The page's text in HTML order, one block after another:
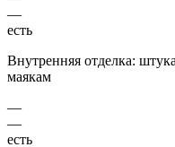
—
есть
Внутренняя отделка:
маякам
—
—
есть